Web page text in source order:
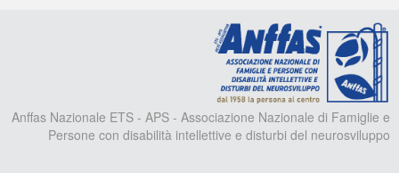
Anffas Nazionale ETS - APS - Associazione Nazionale di Famiglie e
Persone con disabilità intellettive e disturbi del neurosviluppo